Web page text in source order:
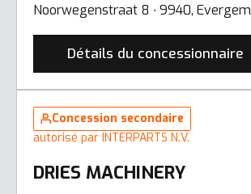
Noorwegenstraat 8 ∙ 9940, Evergem
Détails du concessionnaire
Concession secondaire
autorisé par INTERPARTS N.V.
DRIES MACHINERY